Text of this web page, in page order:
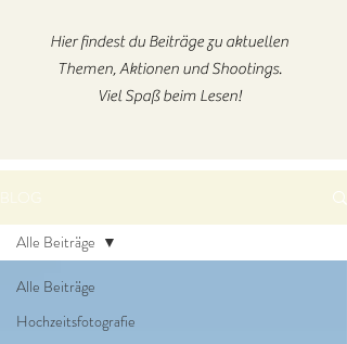
Hier findest du Beiträge zu aktuellen
Themen, Aktionen und Shootings.
Viel Spaß beim Lesen!
Alle Beiträge
Hochzeitsfotografie
Alle Beiträge